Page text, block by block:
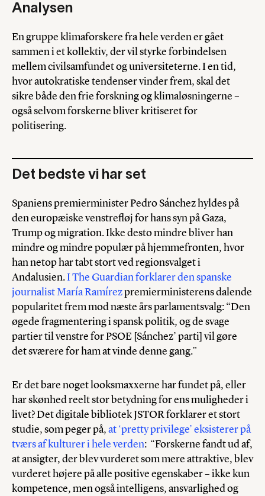
Analysen
En gruppe klimaforskere fra hele verden er gået
sammen i et kollektiv, der vil styrke forbindelsen
mellem civilsamfundet og universiteterne. I en tid,
hvor autokratiske tendenser vinder frem, skal det
sikre både den frie forskning og klimaløsningerne –
også selvom forskerne bliver kritiseret for
politisering.
Det bedste vi har set
Spaniens premierminister Pedro Sánchez hyldes på
den europæiske venstrefløj for hans syn på Gaza,
Trump og migration. Ikke desto mindre bliver han
mindre og mindre populær på hjemmefronten, hvor
han netop har tabt stort ved regionsvalget i
Andalusien.I The Guardian forklarer den spanske
journalist María Ramírezpremierministerens dalende
popularitet frem mod næste års parlamentsvalg: “Den
øgede fragmentering i spansk politik, og de svage
partier til venstre for PSOE [Sánchez’ parti] vil gøre
det sværere for ham at vinde denne gang.”
Er det bare noget looksmaxxerne har fundet på, eller
har skønhed reelt stor betydning for ens muligheder i
livet? Det digitale bibliotek JSTOR forklarer et stort
studie, som peger på,at ‘pretty privilege’ eksisterer på
tværs af kulturer i hele verden: “Forskerne fandt ud af,
at ansigter, der blev vurderet som mere attraktive, blev
vurderet højere på alle positive egenskaber – ikke kun
kompetence, men også intelligens, ansvarlighed og